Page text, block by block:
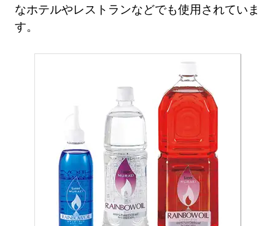
なホテルやレストランなどでも使用されていま
す。